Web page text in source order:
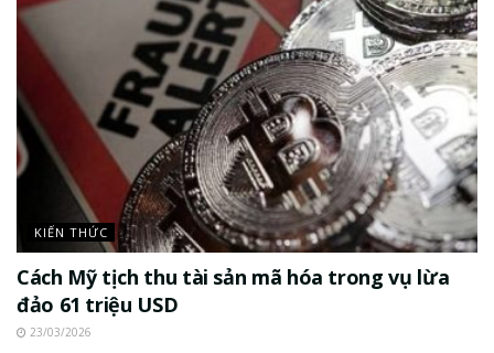
KIẾN THỨC
Cách Mỹ tịch thu tài sản mã hóa trong vụ lừa
đảo 61 triệu USD
23/03/2026